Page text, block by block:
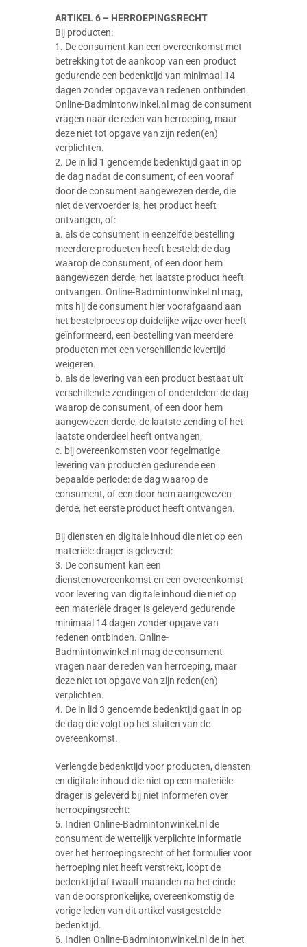
ARTIKEL 6 – HERROEPINGSRECHT
Bij producten:
1. De consument kan een overeenkomst met
betrekking tot de aankoop van een product
gedurende een bedenktijd van minimaal 14
dagen zonder opgave van redenen ontbinden.
Online-Badmintonwinkel.nl mag de consument
vragen naar de reden van herroeping, maar
deze niet tot opgave van zijn reden(en)
verplichten.
2. De in lid 1 genoemde bedenktijd gaat in op
de dag nadat de consument, of een vooraf
door de consument aangewezen derde, die
niet de vervoerder is, het product heeft
ontvangen, of:
a. als de consument in eenzelfde bestelling
meerdere producten heeft besteld: de dag
waarop de consument, of een door hem
aangewezen derde, het laatste product heeft
ontvangen. Online-Badmintonwinkel.nl mag,
mits hij de consument hier voorafgaand aan
het bestelproces op duidelijke wijze over heeft
geïnformeerd, een bestelling van meerdere
producten met een verschillende levertijd
weigeren.
b. als de levering van een product bestaat uit
verschillende zendingen of onderdelen: de dag
waarop de consument, of een door hem
aangewezen derde, de laatste zending of het
laatste onderdeel heeft ontvangen;
c. bij overeenkomsten voor regelmatige
levering van producten gedurende een
bepaalde periode: de dag waarop de
consument, of een door hem aangewezen
derde, het eerste product heeft ontvangen.
Bij diensten en digitale inhoud die niet op een
materiële drager is geleverd:
3. De consument kan een
dienstenovereenkomst en een overeenkomst
voor levering van digitale inhoud die niet op
een materiële drager is geleverd gedurende
minimaal 14 dagen zonder opgave van
redenen ontbinden. Online-
Badmintonwinkel.nl mag de consument
vragen naar de reden van herroeping, maar
deze niet tot opgave van zijn reden(en)
verplichten.
4. De in lid 3 genoemde bedenktijd gaat in op
de dag die volgt op het sluiten van de
overeenkomst.
Verlengde bedenktijd voor producten, diensten
en digitale inhoud die niet op een materiële
drager is geleverd bij niet informeren over
herroepingsrecht:
5. Indien Online-Badmintonwinkel.nl de
consument de wettelijk verplichte informatie
over het herroepingsrecht of het formulier voor
herroeping niet heeft verstrekt, loopt de
bedenktijd af twaalf maanden na het einde
van de oorspronkelijke, overeenkomstig de
vorige leden van dit artikel vastgestelde
bedenktijd.
6. Indien Online-Badmintonwinkel.nl de in het